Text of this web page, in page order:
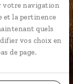
votre navigation
et la pertinence
quels
vos choix en
de page.
avant,